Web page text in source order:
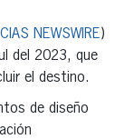
NEWSWIRE)
del 2023, que
el destino.
de diseño